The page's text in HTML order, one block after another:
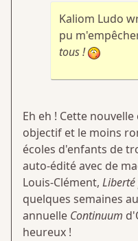
Kaliom Ludo
pu
tous !
Eh eh ! Cette
objectif et le moins
écoles d'enfants de
auto-édité avec de
Louis-Clément,
quelques semaines
annuelle Continuum
heureux !